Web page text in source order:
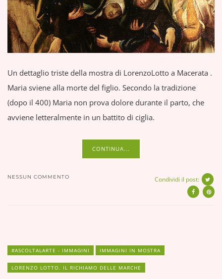
Un dettaglio triste della mostra di LorenzoLotto a Macerata .
Maria sviene alla morte del figlio. Secondo la tradizione
(dopo il 400) Maria non prova dolore durante il parto, che
avviene letteralmente in un battito di ciglia.
CONTINUA...
NESSUN COMMENTO Condividi il post:
#ASCOLTALARTE - IMMAGINI IMMAGINI IN MOSTRA
LORENZO LOTTO. IL RICHIAMO DELLE MARCHE